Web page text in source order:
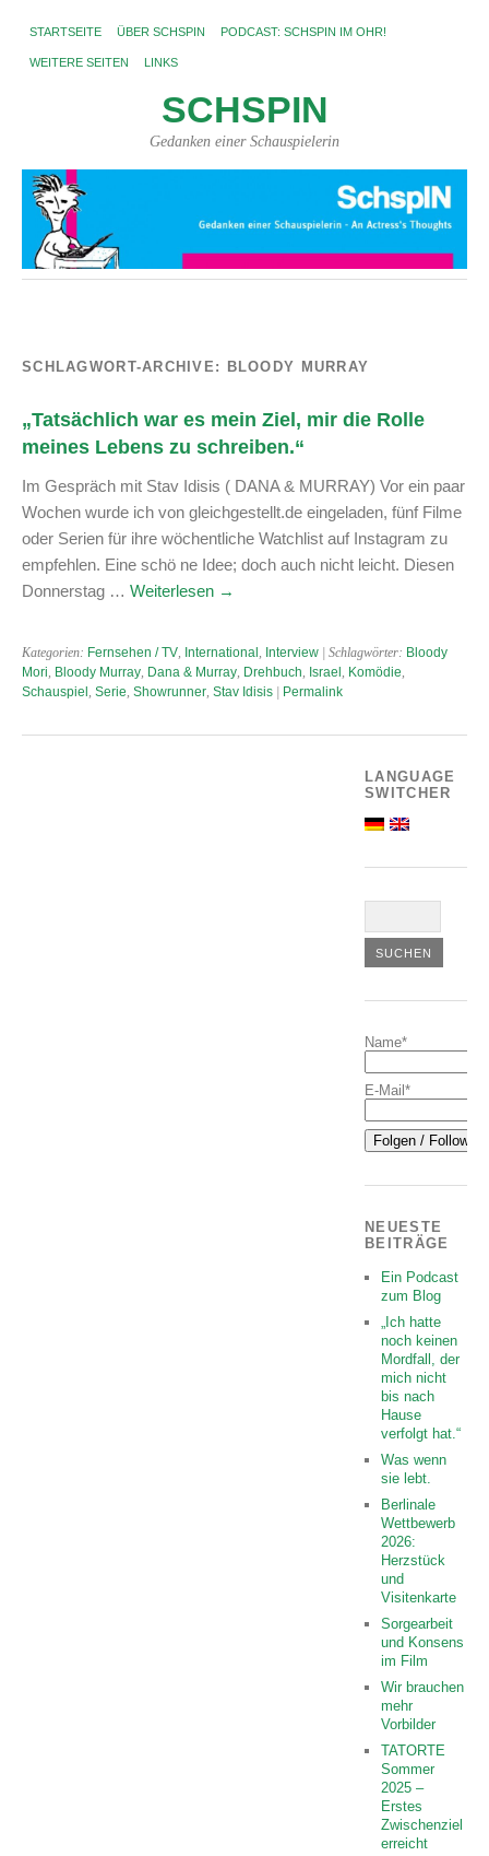
STARTSEITE ÜBER SCHSPIN PODCAST: SCHSPIN IM OHR!
WEITERE SEITEN LINKS
SCHSPIN
Gedanken einer Schauspielerin
SCHLAGWORT-ARCHIVE: BLOODY MURRAY
„Tatsächlich war es mein Ziel, mir die Rolle
meines Lebens zu schreiben.“
Im Gespräch mit Stav Idisis ( DANA & MURRAY) Vor ein paar
Wochen wurde ich von gleichgestellt.de eingeladen, fünf Filme
oder Serien für ihre wöchentliche Watchlist auf Instagram zu
empfehlen. Eine schö ne Idee; doch auch nicht leicht. Diesen
Donnerstag … Weiterlesen →
Kategorien: Fernsehen / TV, International , Interview | Schlagwörter: Bloody
Mori, Bloody Murray, Dana & Murray, Drehbuch, Israel , Komödie,
Schauspiel , Serie, Showrunner, Stav Idisis Permalink
LANGUAGE
SWITCHER
Name*
E-Mail*
NEUESTE
BEITRÄGE
Ein Podcast
zum Blog
„Ich hatte
noch keinen
Mordfall, der
mich nicht
bis nach
Hause
verfolgt hat.“
Was wenn
sie lebt.
Berlinale
Wettbewerb
2026:
Herzstück
und
Visitenkarte
Sorgearbeit
und Konsens
im Film
Wir brauchen
mehr
Vorbilder
TATORTE
Sommer
2025 –
Erstes
Zwischenziel
erreicht